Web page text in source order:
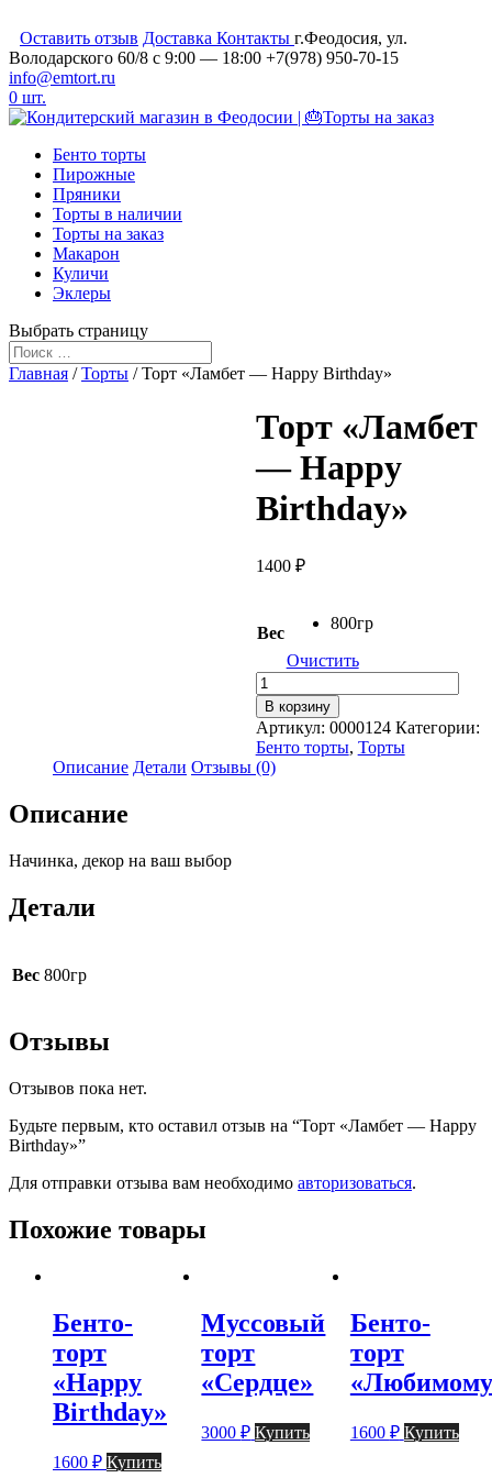
Оставить отзыв Доставка Контакты г.Феодосия, ул.
Володарского 60/8 c 9:00 — 18:00 +7(978) 950-70-15
info@emtort.ru
0 шт.
Бенто торты
Пирожные
Пряники
Торты в наличии
Торты на заказ
Макарон
Куличи
Эклеры
Выбрать страницу
Главная /Торты / Торт «Ламбет — Happy Birthday»
Торт «Ламбет
— Happy
Birthday»
1400 ₽
Вес
800гр
Очистить
Количество
товара
Торт
"Ламбет
-
Happy
В корзину
Артикул: 0000124 Категории:
Бенто торты, Торты
Описание Детали Отзывы (0)
Описание
Начинка, декор на ваш выбор
Детали
Вес 800гр
Отзывы
Отзывов пока нет.
Будьте первым, кто оставил отзыв на “Торт «Ламбет — Happy
Birthday»”
Для отправки отзыва вам необходимо авторизоваться.
Похожие товары
Бенто-
торт
«Happy
Birthday»
1600 ₽ Купить
Муссовый
торт
«Сердце»
3000₽ Купить
Бенто-
торт
1600 ₽ Купить